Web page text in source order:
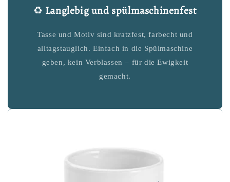
♻️ Langlebig und spülmaschinenfest
Tasse und Motiv sind kratzfest, farbecht und
alltagstauglich. Einfach in die Spülmaschine
geben, kein Verblassen – für die Ewigkeit
gemacht.